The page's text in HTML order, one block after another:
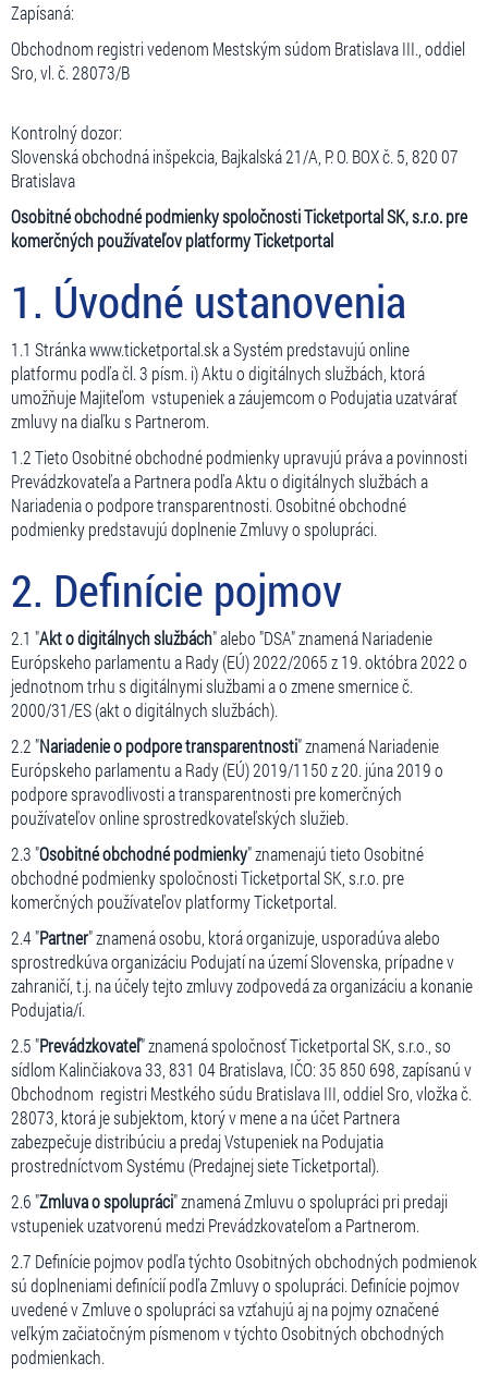
Zapísaná:
Obchodnom registri vedenom Mestským súdom Bratislava III., oddiel
Sro, vl. č. 28073/B
Kontrolný dozor:
Slovenská obchodná inšpekcia, Bajkalská 21/A, P. O. BOX č. 5, 820 07
Bratislava
Osobitné obchodné podmienky spoločnosti Ticketportal SK, s.r.o. pre
komerčných používateľov platformy Ticketportal
1. Úvodné ustanovenia
1.1 Stránka www.ticketportal.sk a Systém predstavujú online
platformu podľa čl. 3 písm. i) Aktu o digitálnych službách, ktorá
umožňuje Majiteľom vstupeniek a záujemcom o Podujatia uzatvárať
zmluvy na diaľku s Partnerom.
1.2 Tieto Osobitné obchodné podmienky upravujú práva a povinnosti
Prevádzkovateľa a Partnera podľa Aktu o digitálnych službách a
Nariadenia o podpore transparentnosti. Osobitné obchodné
podmienky predstavujú doplnenie Zmluvy o spolupráci.
2. Definície pojmov
2.1 "Akt o digitálnych službách" alebo "DSA" znamená Nariadenie
Európskeho parlamentu a Rady (EÚ) 2022/2065 z 19. októbra 2022 o
jednotnom trhu s digitálnymi službami a o zmene smernice č.
2000/31/ES (akt o digitálnych službách).
2.2 "Nariadenie o podpore transparentnosti" znamená Nariadenie
Európskeho parlamentu a Rady (EÚ) 2019/1150 z 20. júna 2019 o
podpore spravodlivosti a transparentnosti pre komerčných
používateľov online sprostredkovateľských služieb.
2.3 "Osobitné obchodné podmienky" znamenajú tieto Osobitné
obchodné podmienky spoločnosti Ticketportal SK, s.r.o. pre
komerčných používateľov platformy Ticketportal.
2.4 "Partner" znamená osobu, ktorá organizuje, usporadúva alebo
sprostredkúva organizáciu Podujatí na území Slovenska, prípadne v
zahraničí, t.j. na účely tejto zmluvy zodpovedá za organizáciu a konanie
Podujatia/í.
2.5 "Prevádzkovateľ" znamená spoločnosť Ticketportal SK, s.r.o., so
sídlom Kalinčiakova 33, 831 04 Bratislava, IČO: 35 850 698, zapísanú v
Obchodnom registri Mestkého súdu Bratislava III, oddiel Sro, vložka č.
28073, ktorá je subjektom, ktorý v mene a na účet Partnera
zabezpečuje distribúciu a predaj Vstupeniek na Podujatia
prostredníctvom Systému (Predajnej siete Ticketportal).
2.6 "Zmluva o spolupráci" znamená Zmluvu o spolupráci pri predaji
vstupeniek uzatvorenú medzi Prevádzkovateľom a Partnerom.
2.7 Definície pojmov podľa týchto Osobitných obchodných podmienok
sú doplneniami definícií podľa Zmluvy o spolupráci. Definície pojmov
uvedené v Zmluve o spolupráci sa vzťahujú aj na pojmy označené
veľkým začiatočným písmenom v týchto Osobitných obchodných
podmienkach.